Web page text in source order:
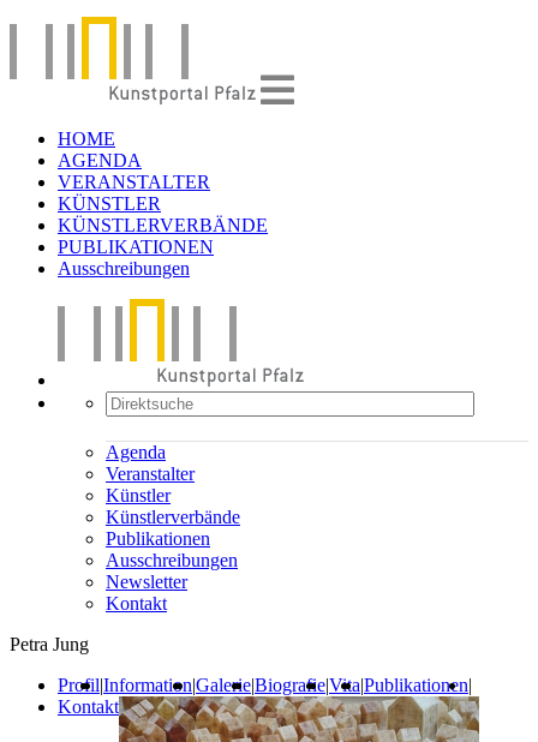
HOME
AGENDA
VERANSTALTER
KÜNSTLER
KÜNSTLERVERBÄNDE
PUBLIKATIONEN
Ausschreibungen
Agenda
Veranstalter
Künstler
Künstlerverbände
Publikationen
Ausschreibungen
Newsletter
Kontakt
Petra Jung
Profil|Information|Galerie|Biografie|Vita|Publikationen|
Kontakt